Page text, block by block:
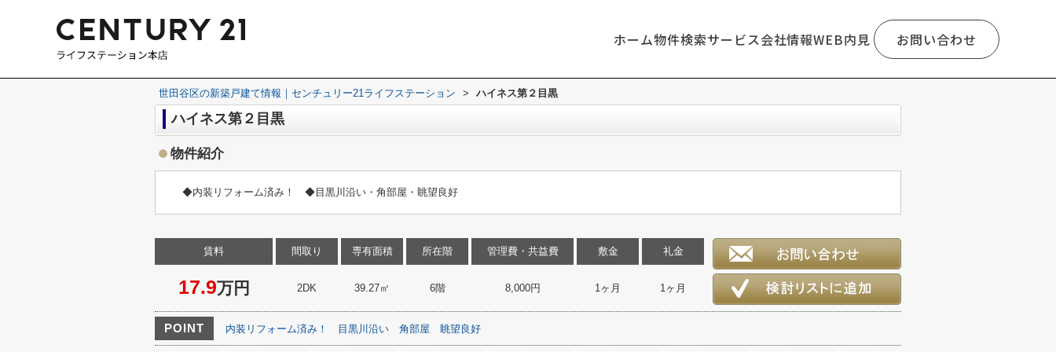
ホーム物件検索サービス会社情報WEB内見 お問い合わせ
世田谷区の新築戸建て情報｜センチュリー21ライフステーション > ハイネス第２目黒
ハイネス第２目黒
物件紹介
◆内装リフォーム済み！ ◆目黒川沿い・角部屋・眺望良好
賃料
17.9万円
間取り
2DK
専有面積
39.27㎡
所在階
6階
管理費・共益費
8,000円
敷金
1ヶ月
礼金
1ヶ月
POINT 内装リフォーム済み！ 目黒川沿い 角部屋 眺望良好